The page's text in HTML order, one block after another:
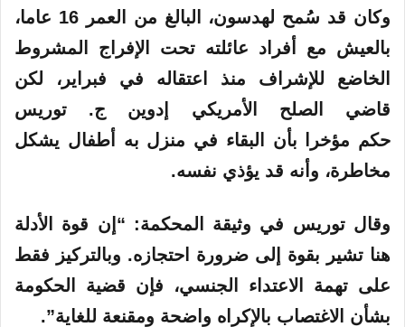
ن
وكان قد سُمح لهدسون، البالغ من العمر 16 عاما،
بالعيش مع أفراد عائلته تحت الإفراج المشروط
الخاضع للإشراف منذ اعتقاله في فبراير، لكن
قاضي الصلح الأمريكي إدوين ج. توريس
حكم مؤخرا بأن البقاء في منزل به أطفال يشكل
مخاطرة، وأنه قد يؤذي نفسه.
وقال توريس في وثيقة المحكمة: “إن قوة الأدلة
هنا تشير بقوة إلى ضرورة احتجازه. وبالتركيز فقط
على تهمة الاعتداء الجنسي، فإن قضية الحكومة
بشأن الاغتصاب بالإكراه واضحة ومقنعة للغاية”.